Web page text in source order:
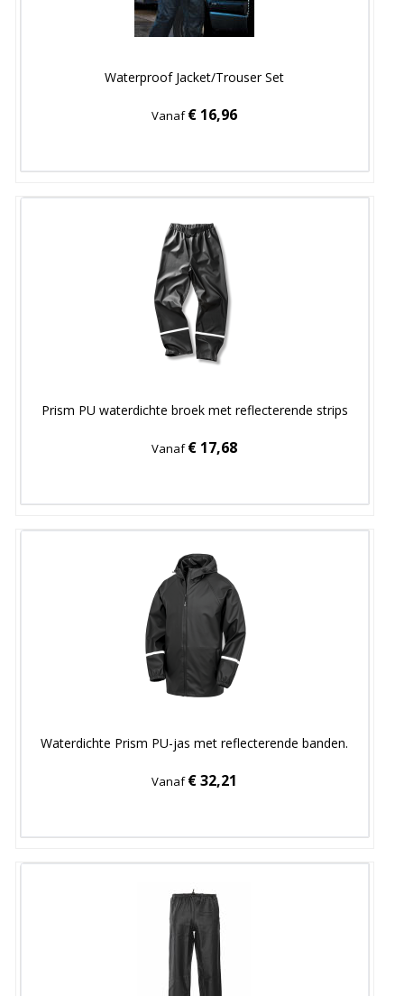
Waterproof Jacket/Trouser Set
Vanaf€ 16,96
Prism PU waterdichte broek met reflecterende strips
Vanaf€ 17,68
Waterdichte Prism PU-jas met reflecterende banden.
Vanaf€ 32,21